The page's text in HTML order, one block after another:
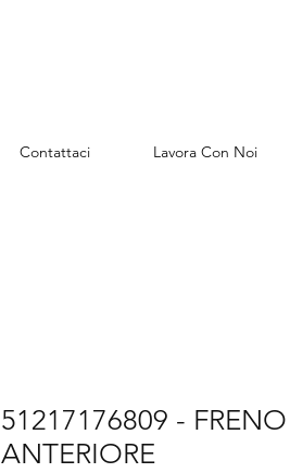
Contattaci Lavora Con Noi
51217176809 -
ANTERIORE